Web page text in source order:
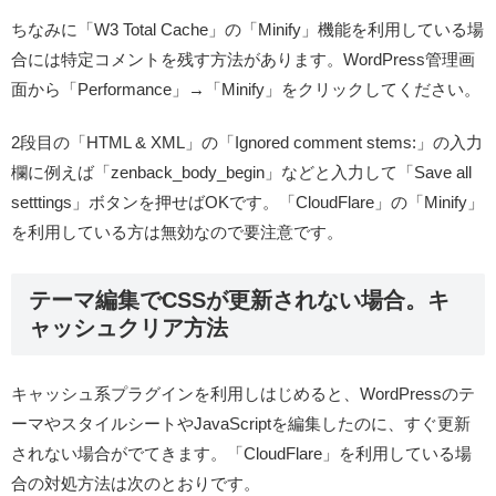
ちなみに「W3 Total Cache」の「Minify」機能を利用している場
合には特定コメントを残す方法があります。WordPress管理画
面から「Performance」→「Minify」をクリックしてください。
2段目の「HTML & XML」の「Ignored comment stems:」の入力
欄に例えば「zenback_body_begin」などと入力して「Save all
setttings」ボタンを押せばOKです。「CloudFlare」の「Minify」
を利用している方は無効なので要注意です。
テーマ編集でCSSが更新されない場合。キ
ャッシュクリア方法
キャッシュ系プラグインを利用しはじめると、WordPressのテ
ーマやスタイルシートやJavaScriptを編集したのに、すぐ更新
されない場合がでてきます。「CloudFlare」を利用している場
合の対処方法は次のとおりです。